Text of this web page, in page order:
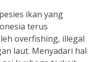
ikan yang
terus
overfishing, illegal
laut. Menyadari hal